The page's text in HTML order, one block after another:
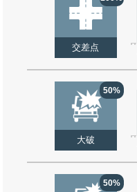
交差点
50%
大破
50%